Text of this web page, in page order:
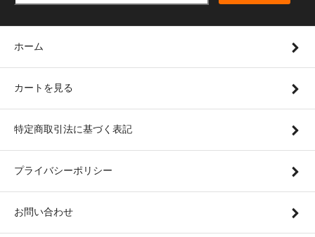
ホーム
カートを見る
特定商取引法に基づく表記
プライバシーポリシー
お問い合わせ